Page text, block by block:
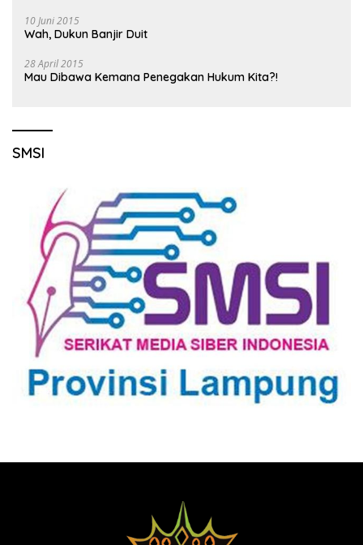
10 Juni 2015
Wah, Dukun Banjir Duit
28 April 2015
Mau Dibawa Kemana Penegakan Hukum Kita?!
SMSI